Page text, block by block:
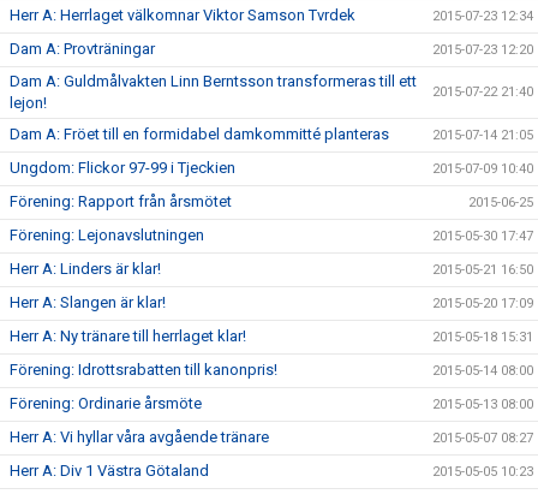
Herr A: Herrlaget välkomnar Viktor Samson Tvrdek 2015-07-23 12:34
Dam A: Provträningar 2015-07-23 12:20
Dam A: Guldmålvakten Linn Berntsson transformeras till ett
lejon!
2015-07-22 21:40
Dam A: Fröet till en formidabel damkommitté planteras 2015-07-14 21:05
Ungdom: Flickor 97-99 i Tjeckien 2015-07-09 10:40
Förening: Rapport från årsmötet 2015-06-25
Förening: Lejonavslutningen 2015-05-30 17:47
Herr A: Linders är klar! 2015-05-21 16:50
Herr A: Slangen är klar! 2015-05-20 17:09
Herr A: Ny tränare till herrlaget klar! 2015-05-18 15:31
Förening: Idrottsrabatten till kanonpris! 2015-05-14 08:00
Förening: Ordinarie årsmöte 2015-05-13 08:00
Herr A: Vi hyllar våra avgående tränare 2015-05-07 08:27
Herr A: Div 1 Västra Götaland 2015-05-05 10:23